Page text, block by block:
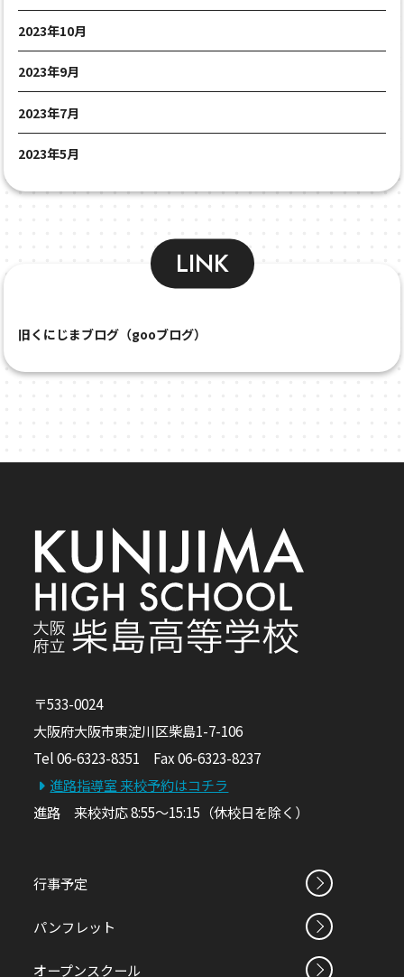
2023年10月
2023年9月
2023年7月
2023年5月
LINK
旧くにじまブログ（gooブログ）
〒533-0024
大阪府大阪市東淀川区柴島1-7-106
Tel 06-6323-8351 Fax 06-6323-8237
進路指導室 来校予約はコチラ
進路 来校対応 8:55～15:15（休校日を除く）
行事予定
パンフレット
オープンスクール